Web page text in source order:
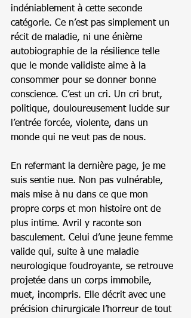
indéniablement à cette seconde
catégorie. Ce n’est pas simplement un
récit de maladie, ni une énième
autobiographie de la résilience telle
que le monde validiste aime à la
consommer pour se donner bonne
conscience. C’est un cri. Un cri brut,
politique, douloureusement lucide sur
l’entrée forcée, violente, dans un
monde qui ne veut pas de nous.
En refermant la dernière page, je me
suis sentie nue. Non pas vulnérable,
mais mise à nu dans ce que mon
propre corps et mon histoire ont de
plus intime. Avril y raconte son
basculement. Celui d’une jeune femme
valide qui, suite à une maladie
neurologique foudroyante, se retrouve
projetée dans un corps immobile,
muet, incompris. Elle décrit avec une
précision chirurgicale l’horreur de tout